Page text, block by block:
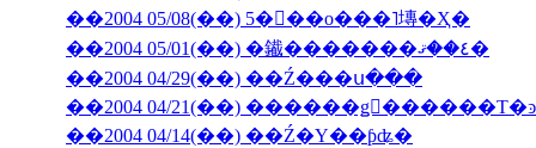
��2004 05/08(��) 5���ο���˥塼�Ҳ�
��2004 05/01(��) �䥫�������٤��ޤ�
��2004 04/29(��) ��Ź���ս���
��2004 04/14(��) ��Ź�Υ��ƥʥ�